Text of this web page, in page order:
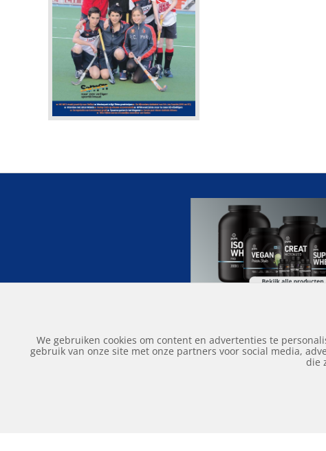
We gebruiken cookies om content en advertenties te
gebruik van onze site met onze partners voor social media,
die